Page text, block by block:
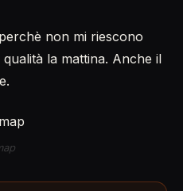
non mi riescono
la mattina. Anche il